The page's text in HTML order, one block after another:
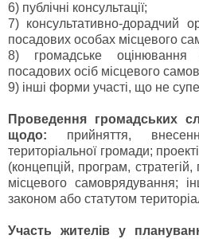
6) публічні консультації;
7) консультативно-дорадчий
посадових особах місцевого
8) громадське оцінювання
посадових осіб місцевого
9) інші форми участі, що не
Проведення громадських
щодо: прийняття,
територіальної громади;
(концепцій, програм,
місцевого самоврядування;
законом або статутом
Участь жителів у